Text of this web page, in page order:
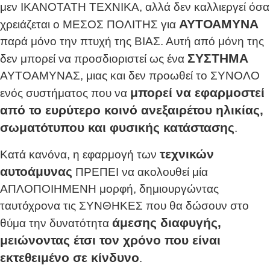
μεν ΙΚΑΝΟΤΑΤΗ ΤΕΧΝΙΚΑ, αλλά δεν καλλιεργεί όσα
χρειάζεται ο ΜΕΣΟΣ ΠΟΛΙΤΗΣ για ΑΥΤΟΑΜΥΝΑ
παρά μόνο την πτυχή της ΒΙΑΣ. Αυτή από μόνη της
δεν μπορεί να προσδιοριστεί ως ένα ΣΥΣΤΗΜΑ
ΑΥΤΟΑΜΥΝΑΣ, μιας και δεν προωθεί το ΣΥΝΟΛΟ
ενός συστήματος που να μπορεί να εφαρμοστεί
από το ευρύτερο κοινό ανεξαιρέτου ηλικίας,
σωματότυπου και φυσικής κατάστασης.
Κατά κανόνα, η εφαρμογή των τεχνικών
αυτοάμυνας ΠΡΕΠΕΙ να ακολουθεί μία
ΑΠΛΟΠΟΙΗΜΕΝΗ μορφή, δημιουργώντας
ταυτόχρονα τις ΣΥΝΘΗΚΕΣ που θα δώσουν στο
θύμα την δυνατότητα άμεσης διαφυγής,
μειώνοντας έτσι τον χρόνο που είναι
εκτεθειμένο σε κίνδυνο.